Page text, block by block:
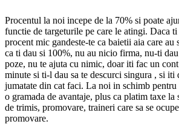
Procentul la noi incepe de la 70% si poate
functie de targeturile pe care le atingi. Daca ti
procent mic gandeste-te ca baietii aia care au
ca ti dau si 100%, nu au nicio firma, nu-ti
poze, nu te ajuta cu nimic, doar iti fac un
minute si ti-l dau sa te descurci singura , si iti
jumatate din cat faci. La noi in schimb pentru
o gramada de avantaje, plus ca platim taxe la
de trimis, promovare, traineri care sa se
promovare.